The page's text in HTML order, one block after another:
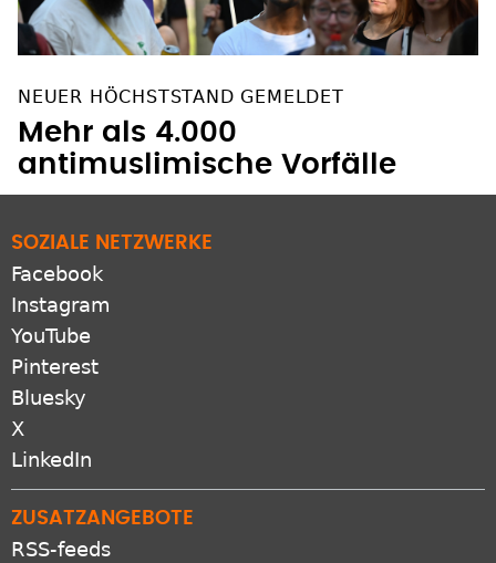
NEUER HÖCHSTSTAND GEMELDET
Mehr als 4.000
antimuslimische Vorfälle
SOZIALE NETZWERKE
Facebook
Instagram
YouTube
Pinterest
Bluesky
X
LinkedIn
ZUSATZANGEBOTE
RSS-feeds